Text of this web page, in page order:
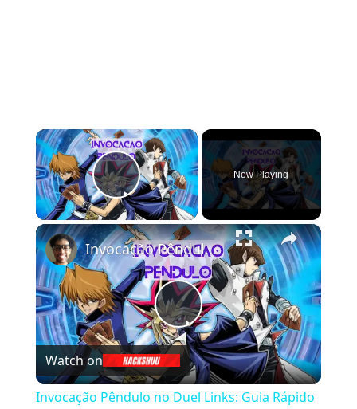
×
Play Video
Now Playing
×
Play
Video
Invocação Pêndulo no Duel Links: Guia Rápido para Iniciantes
Watch on
Invocação Pêndulo no Duel Links: Guia Rápido